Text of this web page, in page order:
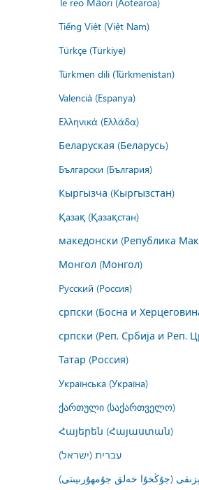
Tiếng Việt (Việt Nam)
Türkçe (Türkiye)
Türkmen dili (Türkmenistan)
Valencià (Espanya)
Ελληνικά (Ελλάδα)
Беларуская (Беларусь)
Български (България)
Кыргызча (Кыргызстан)
Қазақ (Қазақстан)
македонски (Република
Монгол (Монгол)
Русский (Россия)
српски (Босна и
српски (Реп. Србија и Реп.
Татар (Россия)
Українська (Україна)
ქართული (საქართველო)
Հայերեն (Հայաստան)
עברית (ישראל)
(جۇڭخۇا خەلق جۇمھۇرىيىتى)